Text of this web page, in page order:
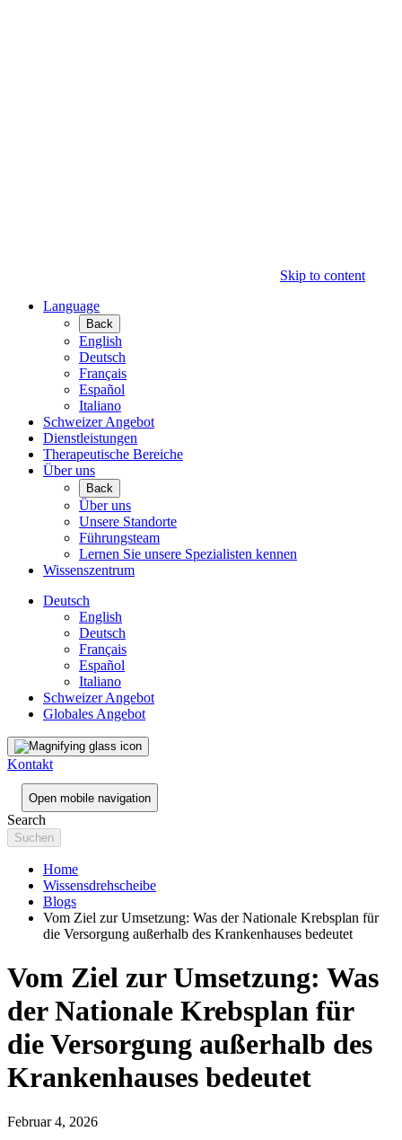
Skip to content
Language
Back
English
Deutsch
Français
Español
Italiano
Schweizer Angebot
Dienstleistungen
Therapeutische Bereiche
Über uns
Back
Über uns
Unsere Standorte
Führungsteam
Lernen Sie unsere Spezialisten kennen
Wissenszentrum
Deutsch
English
Deutsch
Français
Español
Italiano
Schweizer Angebot
Globales Angebot
Kontakt
Open mobile navigation
Search
Home
Wissensdrehscheibe
Blogs
Vom Ziel zur Umsetzung: Was der Nationale Krebsplan für
die Versorgung außerhalb des Krankenhauses bedeutet
Vom Ziel zur Umsetzung: Was
der Nationale Krebsplan für
die Versorgung außerhalb des
Krankenhauses bedeutet
Februar 4, 2026